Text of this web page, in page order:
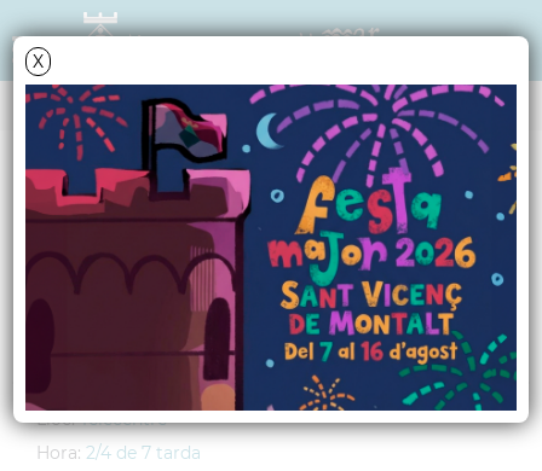
X
AGENDA
Dilluns26 abril 2010
Curs d'informàtica
avançada
Lloc: Telecentre
Hora: 2/4 de 7 tarda